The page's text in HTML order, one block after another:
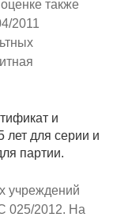
также
2011
и
лет для серии и
партии.
учреждений
025/2012. На